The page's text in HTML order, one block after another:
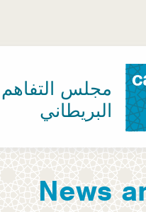
مجلس
البريطاني
News